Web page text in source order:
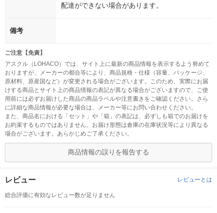
配達ができない場合があります。
備考
ご注意【免責】
アスクル（LOHACO）では、サイト上に最新の商品情報を表示するよう努めて
おりますが、メーカーの都合等により、商品規格・仕様（容量、パッケージ、
原材料、原産国など）が変更される場合がございます。このため、実際にお届
けする商品とサイト上の商品情報の表記が異なる場合がございますので、ご使
用前には必ずお届けした商品の商品ラベルや注意書きをご確認ください。さら
に詳細な商品情報が必要な場合は、メーカー等にお問い合わせください。
また、商品名における「セット」や「箱」の表記は、必ずしも箱でのお届けを
お約束するものではありません。お届け形態は倉庫の在庫状況等により異なる
場合がございます。あらかじめご了承ください。
商品情報の誤りを報告する
レビュー レビューとは
総合評価に有効なレビュー数が足りません